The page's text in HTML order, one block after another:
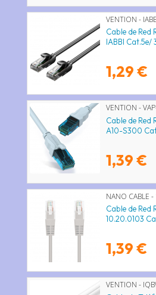
VENTION -
Cable de Red
IABBI Cat.5e/
1,29 €
VENTION -
Cable de Red
A10-S300
1,39 €
NANO CABLE
Cable de Red
10.20.0103
1,39 €
VENTION -